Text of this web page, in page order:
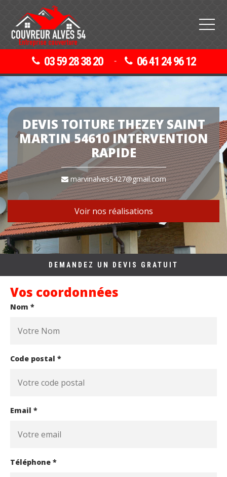
03 59 28 38 20 - 06 41 24 96 12
DEVIS TOITURE THEZEY SAINT
MARTIN 54610 INTERVENTION
RAPIDE
marvinalves5427@gmail.com
Voir nos réalisations
DEMANDEZ UN DEVIS GRATUIT
Vos coordonnées
Nom *
Code postal *
Email *
Téléphone *